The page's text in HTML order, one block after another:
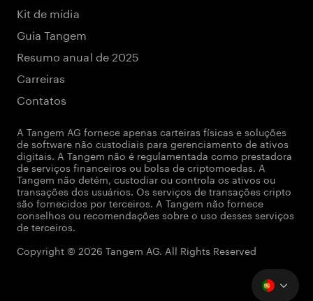
Kit de mídia
Guia Tangem
Resumo anual de 2025
Carreiras
Contatos
A Tangem AG fornece apenas carteiras físicas e soluções
de software não custodiais para gerenciamento de ativos
digitais. A Tangem não é regulamentada como prestadora
de serviços financeiros ou bolsa de criptomoedas. A
Tangem não detém, custodiar ou controla os ativos ou
transações dos usuários. Os serviços de transações cripto
são fornecidos por terceiros. A Tangem não fornece
conselhos ou recomendações sobre o uso desses serviços
de terceiros.